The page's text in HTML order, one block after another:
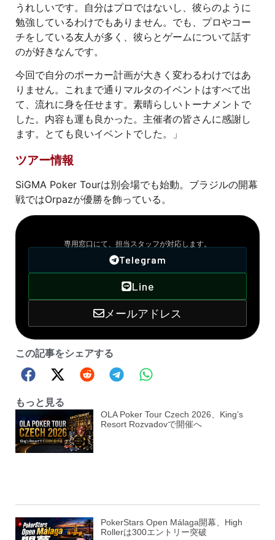
うれしいです。自分はプロではないし、彼らのように
勉強しているわけでもありません。でも、プロやコー
チをしている友人が多く、彼らとゲームについて話す
のが好きなんです。
今回で自分のポーカー計画が大きく変わるわけではあ
りません。これまで通りマルタのイベントはすべて出
て、流れに身を任せます。素晴らしいトーナメントで
した。内容も運も良かった。主催者の皆さんに感謝し
ます。とても良いイベントでした。」
ツアー情報
SiGMA Poker Tourは別会場でも始動。ブラジルの開幕
戦ではOrpazが優勝を飾っている。
専用窓口にて、担当スタッフが対応します。
Telegram
Line
メールアドレス
この記事をシェアする
もっと見る
OLA Poker Tour Czech 2026、King’s
Resort Rozvadovで開催へ
PokerStars Open Málaga開幕、High
Rollerは300エントリー突破